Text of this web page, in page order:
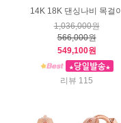
14K 18K 댄싱나비 목걸이
1,036,000원
566,000원
549,100원
리뷰 115